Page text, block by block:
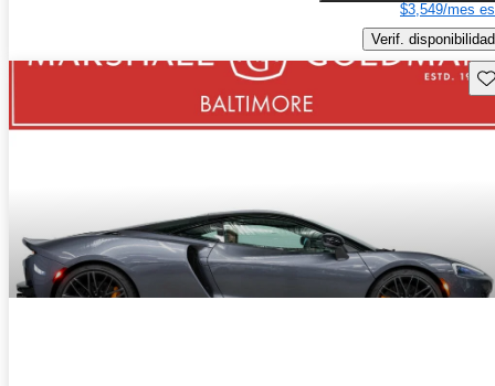
$3,549/mes
Verif. disponibilidad